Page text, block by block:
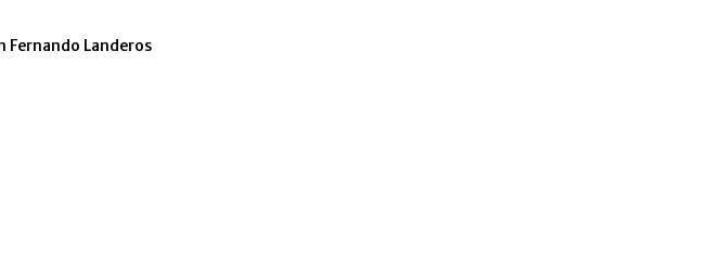
Fernando Landeros